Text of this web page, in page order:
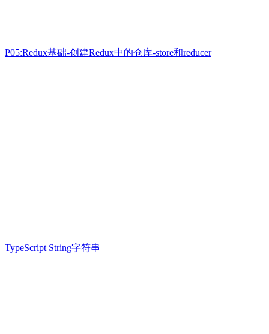
P05:Redux基础-创建Redux中的仓库-store和reducer
TypeScript String字符串